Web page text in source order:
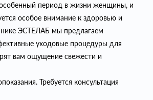
период в жизни женщины, и
особое внимание к здоровью и
ЭСТЕЛАБ мы предлагаем
уходовые процедуры для
вам ощущение свежести и
Требуется консультация